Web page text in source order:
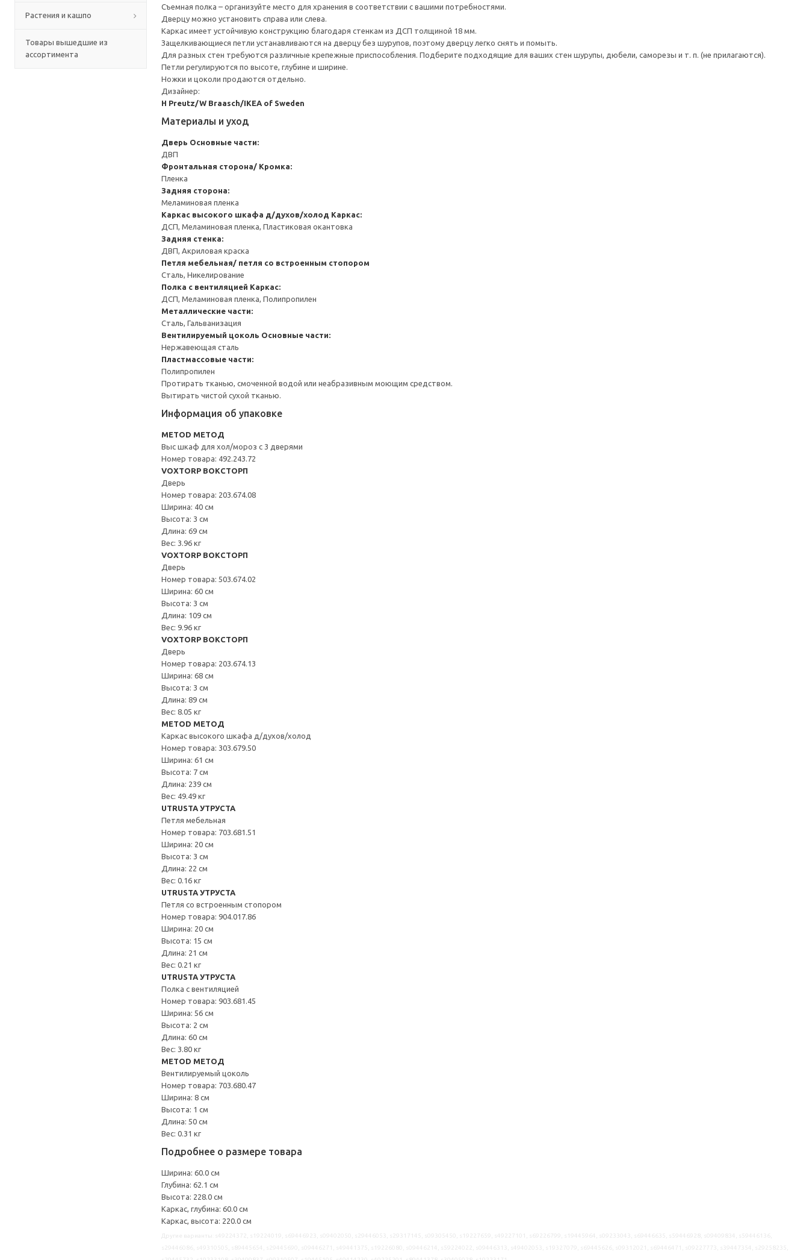
Растения и кашпо
Товары вышедшие из
ассортимента
Съемная полка – организуйте место для хранения в соответствии с вашими потребностями.
Дверцу можно установить справа или слева.
Каркас имеет устойчивую конструкцию благодаря стенкам из ДСП толщиной 18 мм.
Защелкивающиеся петли устанавливаются на дверцу без шурупов, поэтому дверцу легко снять и помыть.
Для разных стен требуются различные крепежные приспособления. Подберите подходящие для ваших стен шурупы, дюбели, саморезы и т. п. (не прилагаются).
Петли регулируются по высоте, глубине и ширине.
Ножки и цоколи продаются отдельно.
Дизайнер:
H Preutz/W Braasch/IKEA of Sweden
Материалы и уход
Дверь Основные части:
ДВП
Фронтальная сторона/ Кромка:
Пленка
Задняя сторона:
Меламиновая пленка
Каркас высокого шкафа д/духов/холод Каркас:
ДСП, Меламиновая пленка, Пластиковая окантовка
Задняя стенка:
ДВП, Акриловая краска
Петля мебельная/ петля со встроенным стопором
Сталь, Никелирование
Полка с вентиляцией Каркас:
ДСП, Меламиновая пленка, Полипропилен
Металлические части:
Сталь, Гальванизация
Вентилируемый цоколь Основные части:
Нержавеющая сталь
Пластмассовые части:
Полипропилен
Протирать тканью, смоченной водой или неабразивным моющим средством.
Вытирать чистой сухой тканью.
Информация об упаковке
METOD МЕТОД
Выс шкаф для хол/мороз с 3 дверями
Номер товара: 492.243.72
VOXTORP ВОКСТОРП
Дверь
Номер товара: 203.674.08
Ширина: 40 см
Высота: 3 см
Длина: 69 см
Вес: 3.96 кг
VOXTORP ВОКСТОРП
Дверь
Номер товара: 503.674.02
Ширина: 60 см
Высота: 3 см
Длина: 109 см
Вес: 9.96 кг
VOXTORP ВОКСТОРП
Дверь
Номер товара: 203.674.13
Ширина: 68 см
Высота: 3 см
Длина: 89 см
Вес: 8.05 кг
METOD МЕТОД
Каркас высокого шкафа д/духов/холод
Номер товара: 303.679.50
Ширина: 61 см
Высота: 7 см
Длина: 239 см
Вес: 49.49 кг
UTRUSTA УТРУСТА
Петля мебельная
Номер товара: 703.681.51
Ширина: 20 см
Высота: 3 см
Длина: 22 см
Вес: 0.16 кг
UTRUSTA УТРУСТА
Петля со встроенным стопором
Номер товара: 904.017.86
Ширина: 20 см
Высота: 15 см
Длина: 21 см
Вес: 0.21 кг
UTRUSTA УТРУСТА
Полка с вентиляцией
Номер товара: 903.681.45
Ширина: 56 см
Высота: 2 см
Длина: 60 см
Вес: 3.80 кг
METOD МЕТОД
Вентилируемый цоколь
Номер товара: 703.680.47
Ширина: 8 см
Высота: 1 см
Длина: 50 см
Вес: 0.31 кг
Подробнее о размере товара
Ширина: 60.0 см
Глубина: 62.1 см
Высота: 228.0 см
Каркас, глубина: 60.0 см
Каркас, высота: 220.0 см